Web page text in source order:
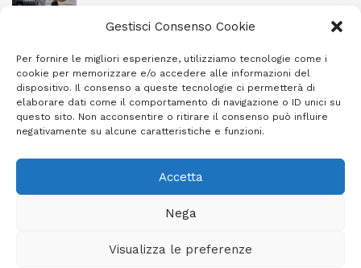
Gestisci Consenso Cookie
Per fornire le migliori esperienze, utilizziamo tecnologie come i
cookie per memorizzare e/o accedere alle informazioni del
dispositivo. Il consenso a queste tecnologie ci permetterà di
elaborare dati come il comportamento di navigazione o ID unici su
questo sito. Non acconsentire o ritirare il consenso può influire
negativamente su alcune caratteristiche e funzioni.
Accetta
Nega
Visualizza le preferenze
8 AGOSTO 2026
Ragusa, arrestato perché non rispettava le
prescrizioni di stare lontano dalla casa
familiare
7 AGOSTO 2026
Giornale Ibleo © 2023 - Powered byStudio Greco - Consulenza